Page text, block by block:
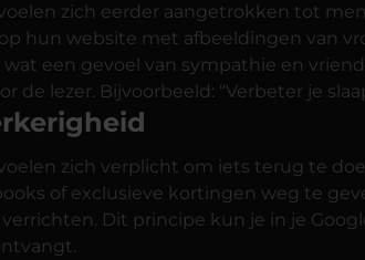
zich eerder aangetrokken tot
hun website met afbeeldingen van
wat een gevoel van sympathie en
de lezer. Bijvoorbeeld: “Verbeter je
zich verplicht om iets terug te
of exclusieve kortingen weg te
Dit principe kun je in je